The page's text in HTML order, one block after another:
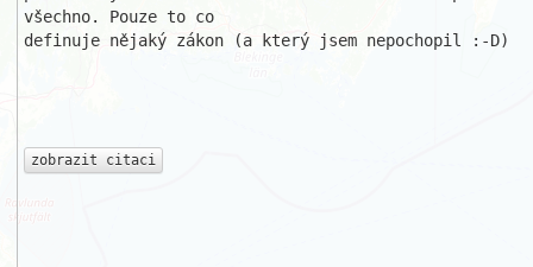
všechno. Pouze to co
definuje nějaký zákon (a který jsem nepochopil :-D)
zobrazit citaci